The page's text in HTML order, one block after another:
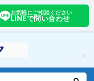
お気軽にご相談ください
LINEで問い合わせ